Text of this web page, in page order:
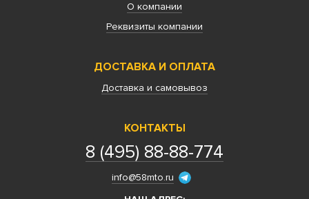
О компании
Реквизиты компании
ДОСТАВКА И ОПЛАТА
Доставка и самовывоз
КОНТАКТЫ
8 (495) 88-88-774
info@58mto.ru